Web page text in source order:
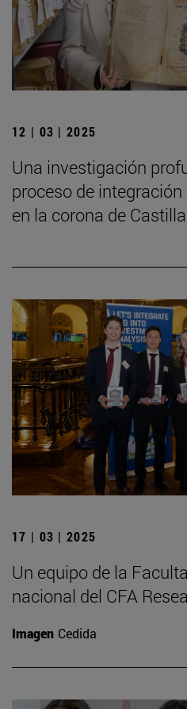
12 | 03 | 2025
Una investigación
proceso de
en la corona de Castilla
17 | 03 | 2025
Un equipo de la
nacional del CFA
Imagen Cedida